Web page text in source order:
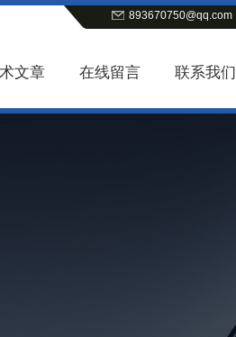
893670750@qq.com
文章 在线留言 联系我们